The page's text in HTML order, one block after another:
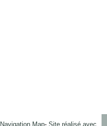
Navigation Map- Site réalisé avec